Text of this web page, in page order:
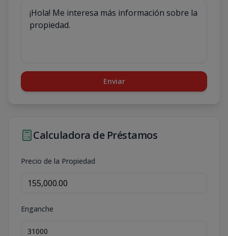
Enviar
Calculadora de Préstamos
Precio de la Propiedad
Enganche